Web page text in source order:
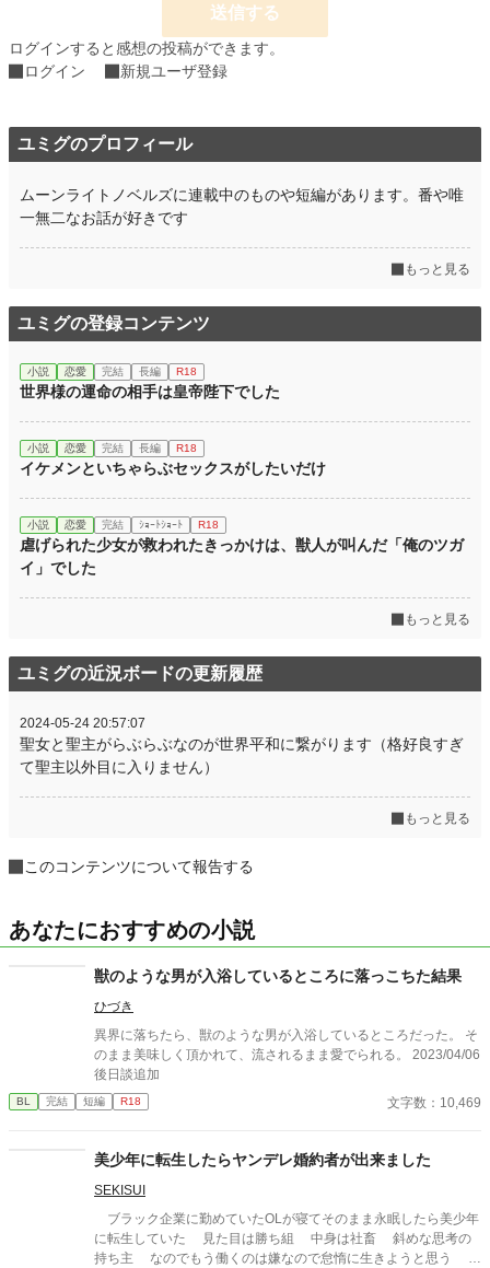
送信する
ログインすると感想の投稿ができます。
ログイン
新規ユーザ登録
ユミグのプロフィール
ムーンライトノベルズに連載中のものや短編があります。番や唯
一無二なお話が好きです
もっと見る
ユミグの登録コンテンツ
小説 恋愛 完結 長編 R18
世界様の運命の相手は皇帝陛下でした
小説 恋愛 完結 長編 R18
イケメンといちゃらぶセックスがしたいだけ
小説 恋愛 完結 ｼｮｰﾄｼｮｰﾄ R18
虐げられた少女が救われたきっかけは、獣人が叫んだ「俺のツガ
イ」でした
もっと見る
ユミグの近況ボードの更新履歴
2024-05-24 20:57:07
聖女と聖主がらぶらぶなのが世界平和に繋がります（格好良すぎ
て聖主以外目に入りません）
もっと見る
このコンテンツについて報告する
あなたにおすすめの小説
獣のような男が入浴しているところに落っこちた結果
ひづき
異界に落ちたら、獣のような男が入浴しているところだった。 そ
のまま美味しく頂かれて、流されるまま愛でられる。 2023/04/06
後日談追加
BL 完結 短編 R18 文字数：10,469
美少年に転生したらヤンデレ婚約者が出来ました
SEKISUI
ブラック企業に勤めていたOLが寝てそのまま永眠したら美少年
に転生していた 見た目は勝ち組 中身は社畜 斜めな思考の
持ち主 なのでもう働くのは嫌なので怠惰に生きようと思う そ